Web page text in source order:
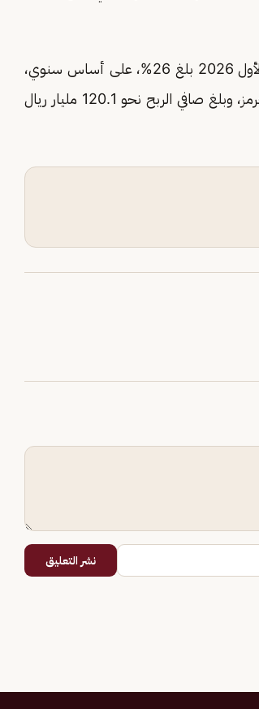
تجدر الإشارة إلى أن «أرامكو السعودية» سجلت نمواً في أرباح الربع الأول 2026 بلغ 26%، على أساس سنوي،
بدعم من قفزة أسعار النفط الناتجة عن حرب إيران وإغلاق مضيق هرمز، وبلغ صافي الربح نحو 120.1 مليار ريال
نشر التعليق